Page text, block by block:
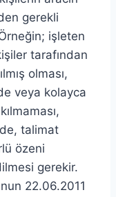
gerekli
işleten
tarafından
olması,
veya kolayca
talimat
özeni
gerekir.
22.06.2011